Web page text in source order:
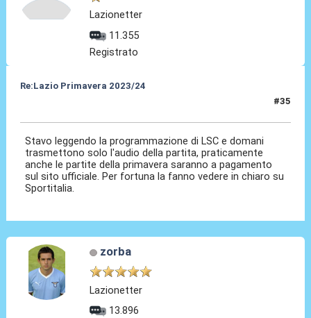
Lazionetter
11.355
Registrato
Re:Lazio Primavera 2023/24
#35
Stavo leggendo la programmazione di LSC e domani
trasmettono solo l'audio della partita, praticamente
anche le partite della primavera saranno a pagamento
sul sito ufficiale. Per fortuna la fanno vedere in chiaro su
Sportitalia.
zorba
Lazionetter
13.896